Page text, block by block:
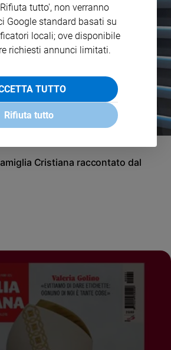
Cristiana raccontato dal
tutto', non verranno
Google standard basati su
locali; ove disponibile
richiesti annunci limitati.
TUTTO
Rifiuta tutto